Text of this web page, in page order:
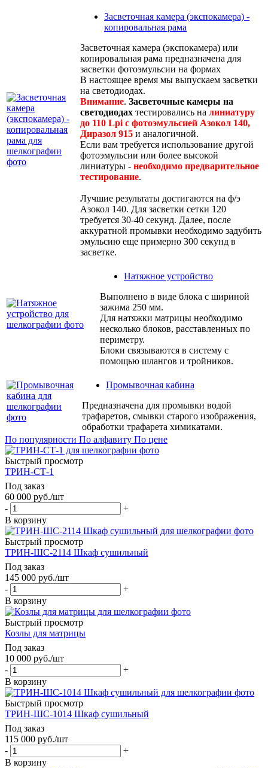
Засветочная камера (экспокамера) -
копировальная рама
Засветочная камера (экспокамера) или
копировальная рама предназначена для
засветки фотоэмульсии на формах
В настоящее время мы выпускаем засветки
на светодиодах.
Внимание. Засветочные камеры на
светодиодах тестировались на линиатуру
до 110 Lpi c фотоэмульсией Азокол 140,
Диразол 915 и аналогичной.
Если вам требуется использование другой
фотоэмульсии или более высокой
линиатуры - необходимо предварительное
тестирование.
Лучшие результаты достигаются на ф/э
Азокол 140. Для засветки сетки 120
требуется 30-40 секунд. Далее, после
аккуратной промывки необходимо задубить
эмульсию еще примерно 300 секунд в
засветке.
Натяжное устройство
Выполнено в виде блока с шириной
зажима 250 мм.
Для натяжки матрицы необходимо
несколько блоков, расставленных по
периметру.
Блоки связываются в систему с
помощью шлангов и тройников.
Промывочная кабина
Предназначена для промывки водой
трафаретов, смывки старого изображения,
обработки трафарета химикатами.
По популярности По алфавиту По цене
Быстрый просмотр
ТРИН-СТ-1
Под заказ
60 000 руб./шт
-
+
В корзину
Быстрый просмотр
ТРИН-ШС-2114 Шкаф сушильный
Под заказ
145 000 руб./шт
-
+
В корзину
Быстрый просмотр
Козлы для матрицы
Под заказ
10 000 руб./шт
-
+
В корзину
Быстрый просмотр
ТРИН-ШС-1014 Шкаф сушильный
Под заказ
115 000 руб./шт
-
+
В корзину